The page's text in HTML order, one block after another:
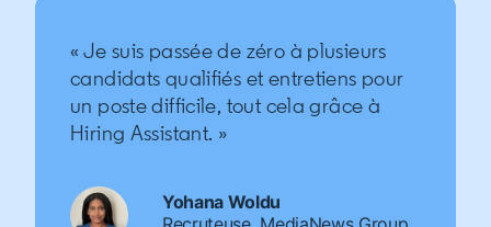
« Je suis passée de zéro à plusieurs
candidats qualifiés et entretiens pour
un poste difficile, tout cela grâce à
Hiring Assistant. »
Yohana Woldu